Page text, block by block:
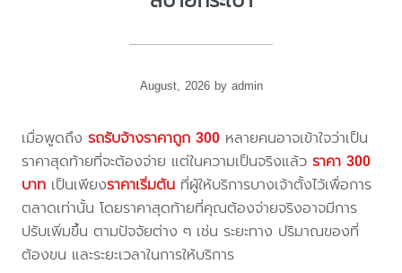
August, 2026 by admin
เมื่อพูดถึงรถรับจ้างราคาถูก 300 หลายคนอาจเข้าใจว่าเป็น
ราคาสุดท้ายที่จะต้องจ่าย แต่ในความเป็นจริงแล้วราคา 300
บาท เป็นเพียงราคาเริ่มต้น ที่ผู้ให้บริการบางเจ้าตั้งไว้เพื่อการ
ตลาดเท่านั้น โดยราคาสุดท้ายที่คุณต้องจ่ายจริงอาจมีการ
ปรับเพิ่มขึ้น ตามปัจจัยต่าง ๆ เช่น ระยะทาง ปริมาณของที่
ต้องขน และระยะเวลาในการให้บริการ